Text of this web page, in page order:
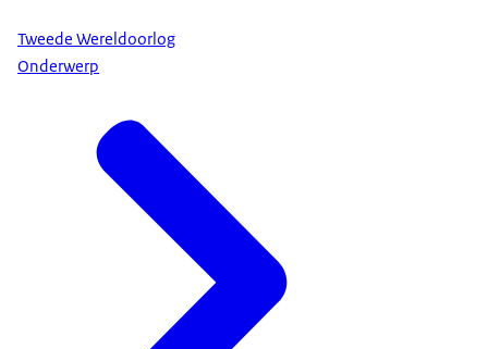
Tweede Wereldoorlog
Onderwerp